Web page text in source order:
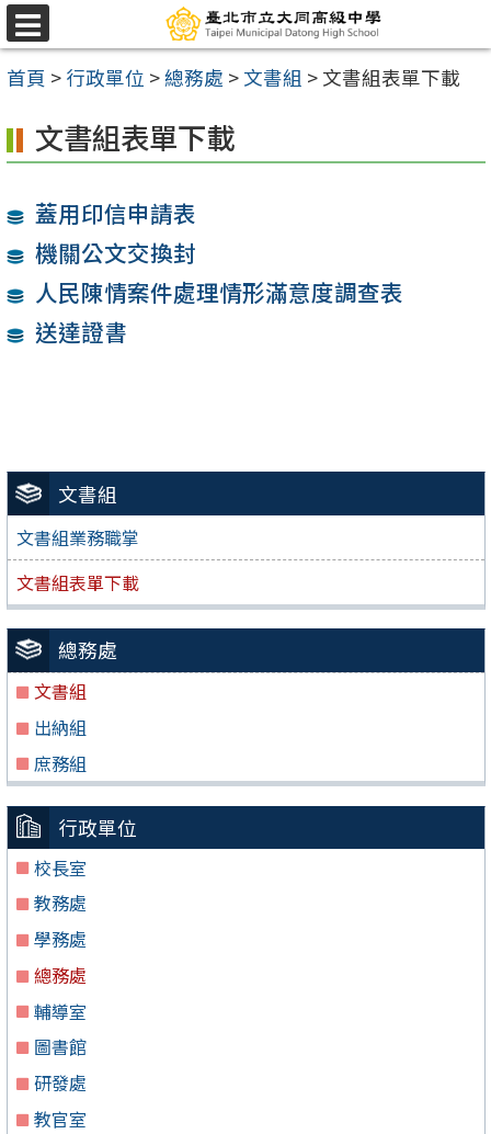
跳
至
主
內
區
選
單
首頁 > 行政單位 >總務處 > 文書組 > 文書組表單下載
文書組
文書組業務職掌
文書組表單下載
總務處
文書組
出納組
庶務組
行政單位
校長室
教務處
學務處
總務處
輔導室
圖書館
研發處
教官室
文書組表單下載
蓋用印信申請表
機關公文交換封
人民陳情案件處理情形滿意度調查表
送達證書